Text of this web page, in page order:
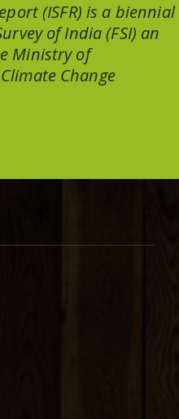
(ISFR) is a biennial
of India (FSI) an
Ministry of
Change